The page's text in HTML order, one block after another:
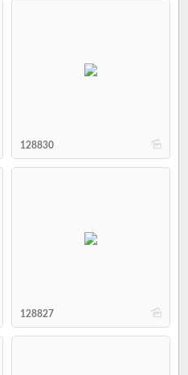
b
128830
b
128827